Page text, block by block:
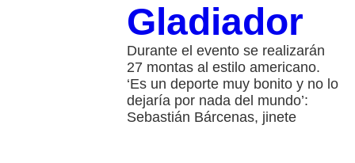
Gladiador
Durante el evento se realizarán
27 montas al estilo americano.
‘Es un deporte muy bonito y no lo
dejaría por nada del mundo’:
Sebastián Bárcenas, jinete